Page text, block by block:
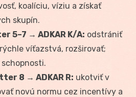
koalíciu, víziu a získať
skupín.
5–7 → ADKAR K/A: odstrániť
víťazstvá, rozširovať;
8 → ADKAR R: ukotviť v
novú normu cez incentívy a